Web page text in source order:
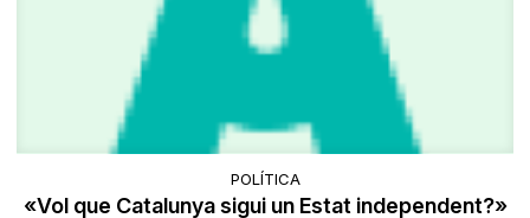
POLÍTICA
«Vol que Catalunya sigui un Estat independent?»